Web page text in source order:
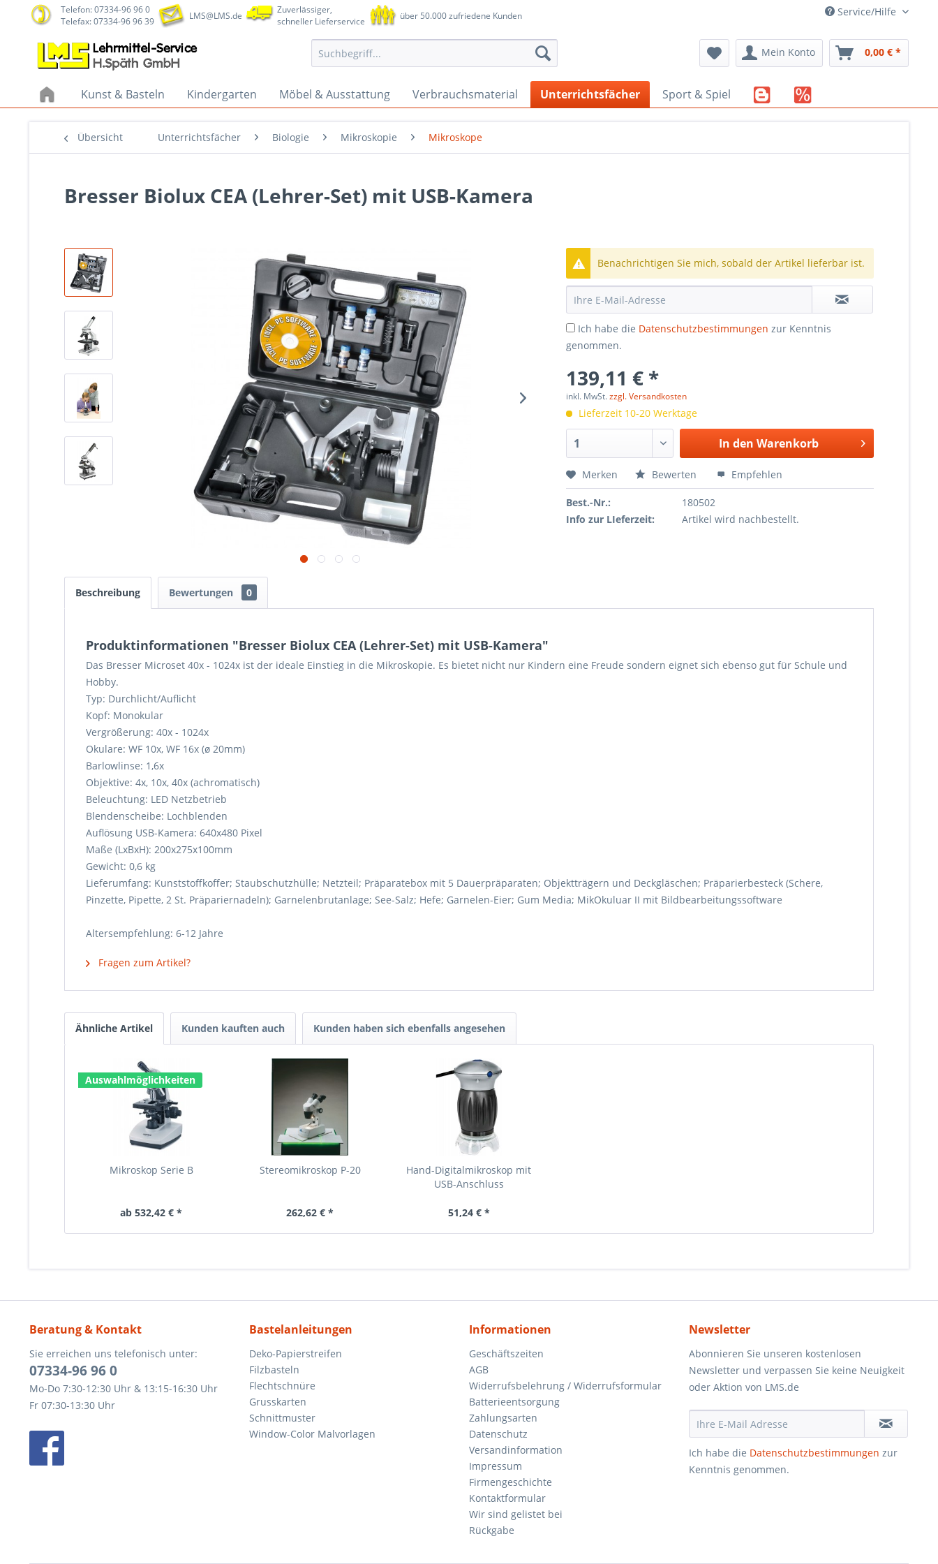
Telefon: 07334-96 96 0
Telefax: 07334-96 96 39
LMS@LMS.de
Zuverlässiger,
schneller Lieferservice
über 50.000 zufriedene Kunden Service/Hilfe
Mein Konto 0,00 € *
Kunst & Basteln Kindergarten Möbel & Ausstattung Verbrauchsmaterial Unterrichtsfächer Sport & Spiel
Übersicht Unterrichtsfächer Biologie Mikroskopie Mikroskope
Bresser Biolux CEA (Lehrer-Set) mit USB-Kamera
Benachrichtigen Sie mich, sobald der Artikel lieferbar ist.
Ich habe die Datenschutzbestimmungen zur Kenntnis
genommen.
139,11 € *
inkl. MwSt.zzgl. Versandkosten
Lieferzeit 10-20 Werktage
In den Warenkorb
Merken Bewerten Empfehlen
Best.-Nr.:
180502
Info zur LIeferzeit:
Artikel wird nachbestellt.
Beschreibung Bewertungen 0
Produktinformationen "Bresser Biolux CEA (Lehrer-Set) mit USB-Kamera"
Das Bresser Microset 40x - 1024x ist der ideale Einstieg in die Mikroskopie. Es bietet nicht nur Kindern eine Freude sondern eignet sich ebenso gut für Schule und
Hobby.
Typ: Durchlicht/Auflicht
Kopf: Monokular
Vergrößerung: 40x - 1024x
Okulare: WF 10x, WF 16x (ø 20mm)
Barlowlinse: 1,6x
Objektive: 4x, 10x, 40x (achromatisch)
Beleuchtung: LED Netzbetrieb
Blendenscheibe: Lochblenden
Auflösung USB-Kamera: 640x480 Pixel
Maße (LxBxH): 200x275x100mm
Gewicht: 0,6 kg
Lieferumfang: Kunststoffkoffer; Staubschutzhülle; Netzteil; Präparatebox mit 5 Dauerpräparaten; Objektträgern und Deckgläschen; Präparierbesteck (Schere,
Pinzette, Pipette, 2 St. Präpariernadeln); Garnelenbrutanlage; See-Salz; Hefe; Garnelen-Eier; Gum Media; MikOkuluar II mit Bildbearbeitungssoftware
Altersempfehlung: 6-12 Jahre
Fragen zum Artikel?
Ähnliche Artikel Kunden kauften auch Kunden haben sich ebenfalls angesehen
Auswahlmöglichkeiten
Mikroskop Serie B
ab 532,42 € *
Stereomikroskop P-20
262,62 € *
Hand-Digitalmikroskop mit
USB-Anschluss
51,24 € *
Beratung & Kontakt
Sie erreichen uns telefonisch unter:
07334-96 96 0
Mo-Do 7:30-12:30 Uhr & 13:15-16:30 Uhr
Fr 07:30-13:30 Uhr
Bastelanleitungen
Deko-Papierstreifen
Filzbasteln
Flechtschnüre
Grusskarten
Schnittmuster
Window-Color Malvorlagen
Informationen
Geschäftszeiten
AGB
Widerrufsbelehrung / Widerrufsformular
Batterieentsorgung
Zahlungsarten
Datenschutz
Versandinformation
Impressum
Firmengeschichte
Kontaktformular
Wir sind gelistet bei
Rückgabe
Newsletter
Abonnieren Sie unseren kostenlosen
Newsletter und verpassen Sie keine Neuigkeit
oder Aktion von LMS.de
Ich habe die Datenschutzbestimmungen zur
Kenntnis genommen.